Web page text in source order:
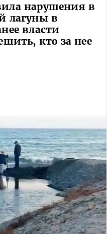
нарушения в
лагуны в
власти
кто за нее